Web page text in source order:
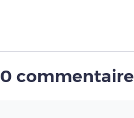
0 commentaire